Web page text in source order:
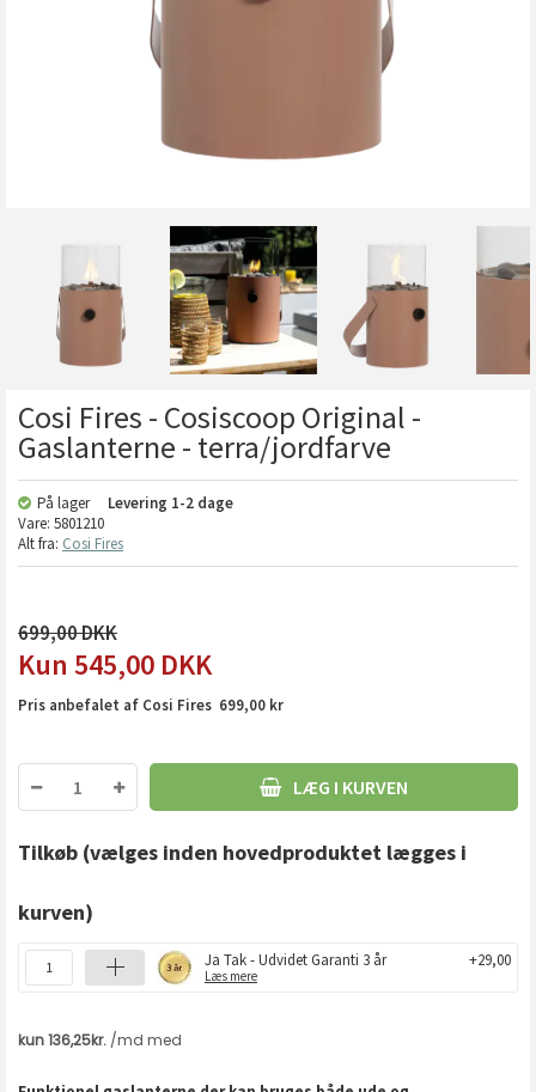
Cosi Fires - Cosiscoop Original -
Gaslanterne - terra/jordfarve
På lager Levering 1-2 dage
Vare: 5801210
Alt fra: Cosi Fires
699,00
545,00 DKK
Pris anbefalet af Cosi Fires 699,00 kr
LÆG I KURVEN
Tilkøb (vælges inden hovedproduktet lægges i
kurven)
Ja Tak - Udvidet Garanti 3 år
Læs mere
+29,00